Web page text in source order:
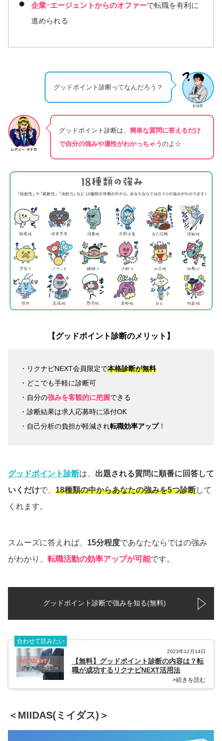
企業･エージェントからのオファーで転職を有利に
進められる
グッドポイント診断ってなんだろう？
グッドポイント診断は、 簡単な質問に答えるだけ
で自分の強みや適性がわかっちゃう のよ☆
【グッドポイント診断のメリット】
・リクナビNEXT会員限定で本格診断が無料
・どこでも手軽に診断可
・自分の強みを客観的に把握できる
・診断結果は求人応募時に添付OK
・自己分析の負担が軽減され転職効率アップ！
グッドポイント診断は、 出題される質問に順番に回答して
いくだけで、 18種類の中からあなたの強みを5つ診断して
くれます。
スムーズに答えれば、 15分程度であなたならではの強み
がわかり、 転職活動の効率アップが可能です。
グッドポイント診断で強みを知る(無料)
合わせて読みたい
2023年12月14日
【無料】グッドポイント診断の内容は？転
職が成功するリクナビNEXT活用法
>続きを読む
＜MIIDAS(ミイダス)＞